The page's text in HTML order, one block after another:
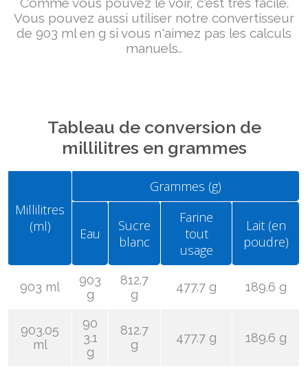
Vous pouvez aussi utiliser notre convertisseur
de 903 ml en g si vous n'aimez pas les calculs
manuels..
Tableau de conversion de
millilitres en grammes
Millilitres
(ml)
Grammes (g)
Eau
Sucre
blanc
Farine
tout
usage
Lait (en
poudre)
903 ml
903
g
812.7
g
477.7 g 189.6 g
903.05
ml
90
3.1
g
812.7
g
477.7 g 189.6 g